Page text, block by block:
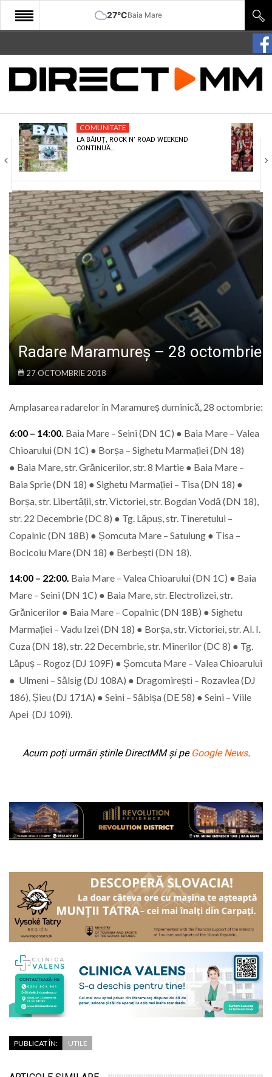
27°CBaia Mare
START
COMUNITATE
CULTURA
ECONOMIE
SANATATE
SPORT
SPECIAL
POLITIC
LIFE
COMUNITATE
LA BĂIUȚ, ROCK N’ ROAD WEEKEND
CONTINUĂ…
Radare Maramureș – 28 octombrie
27 OCTOMBRIE 2018
Amplasarea radarelor în Maramureș duminică, 28 octombrie:
6:00 – 14:00. Baia Mare – Seini (DN 1C) ● Baia Mare – Valea
Chioarului (DN 1C) ● Borșa – Sighetu Marmației (DN 18)
● Baia Mare, str. Grănicerilor, str. 8 Martie ● Baia Mare –
Baia Sprie (DN 18) ● Sighetu Marmației – Tisa (DN 18) ●
Borșa, str. Libertății, str. Victoriei, str. Bogdan Vodă (DN 18),
str. 22 Decembrie (DC 8) ● Tg. Lăpuș, str. Tineretului –
Copalnic (DN 18B) ● Șomcuta Mare – Satulung ● Tisa –
Bocicoiu Mare (DN 18) ● Berbești (DN 18).
14:00 – 22:00. Baia Mare – Valea Chioarului (DN 1C) ● Baia
Mare – Seini (DN 1C) ● Baia Mare, str. Electrolizei, str.
Grănicerilor ● Baia Mare – Copalnic (DN 18B) ● Sighetu
Marmației – Vadu Izei (DN 18) ● Borșa, str. Victoriei, str. Al. I.
Cuza (DN 18), str. 22 Decembrie, str. Minerilor (DC 8) ● Tg.
Lăpuș – Rogoz (DJ 109F) ● Șomcuta Mare – Valea Chioarului
● Ulmeni – Sălsig (DJ 108A) ● Dragomirești – Rozavlea (DJ
186), Șieu (DJ 171A) ● Seini – Săbișa (DE 58) ● Seini – Viile
Apei (DJ 109i).
Acum poți urmări știrile DirectMM și pe Google News.
PUBLICAT ÎN: UTILE